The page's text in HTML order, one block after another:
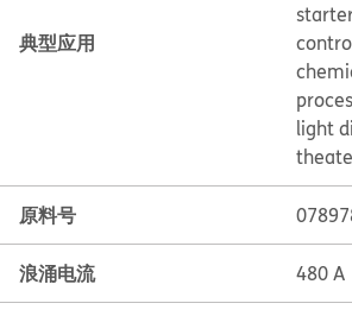
典型应用
light
原料号
浪涌电流 480 A